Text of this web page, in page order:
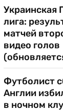
Украинская
лига:
матчей
видео голов
Футболист
Англии
в ночном